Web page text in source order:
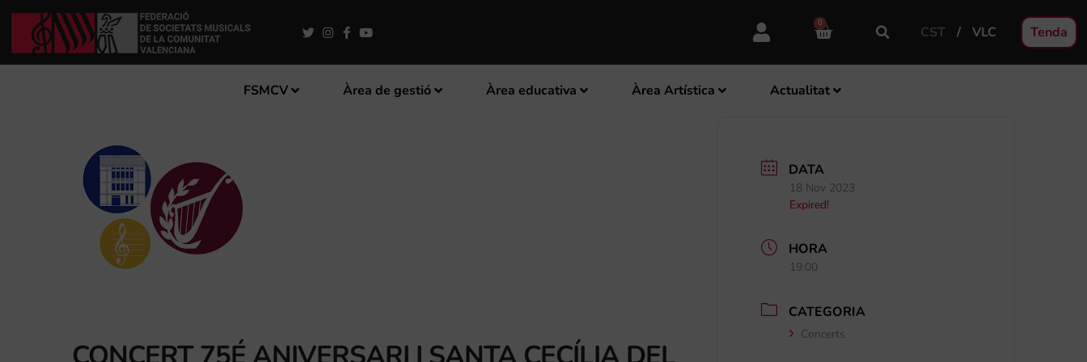
0
CST VLC Tenda
FSMCV Àrea de gestió Àrea educativa Àrea Artística Actualitat
DATA
18 Nov 2023
Expired!
HORA
19:00
CATEGORIA
Concerts